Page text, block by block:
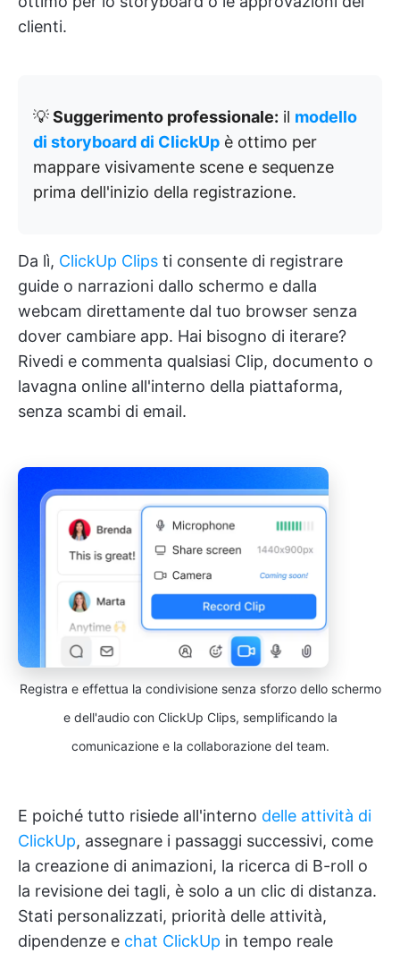
clienti.
💡Suggerimento professionale: il modello
di storyboard di ClickUp è ottimo per
mappare visivamente scene e sequenze
prima dell'inizio della registrazione.
Da lì, ClickUp Clips ti consente di registrare
guide o narrazioni dallo schermo e dalla
webcam direttamente dal tuo browser senza
dover cambiare app. Hai bisogno di iterare?
Rivedi e commenta qualsiasi Clip, documento o
lavagna online all'interno della piattaforma,
senza scambi di email.
Registra e effettua la condivisione senza sforzo dello schermo
e dell'audio con ClickUp Clips, semplificando la
comunicazione e la collaborazione del team.
E poiché tutto risiede all'interno delle attività di
ClickUp, assegnare i passaggi successivi, come
la creazione di animazioni, la ricerca di B-roll o
la revisione dei tagli, è solo a un clic di distanza.
Stati personalizzati, priorità delle attività,
dipendenze e chat ClickUp in tempo reale